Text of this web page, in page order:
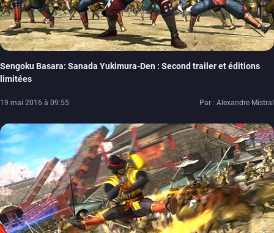
Sengoku Basara: Sanada Yukimura-Den : Second trailer et éditions
limitées
19 mai 2016 à 09:55 Par : Alexandre Mistral